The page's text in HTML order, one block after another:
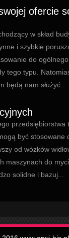
ofercie
w skład
i szybkie
do
tego typu.
nam służyć...
przedsiębiorstwa
być stosowane
od wózków
maszynach do
solidne i bazuj...